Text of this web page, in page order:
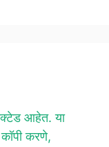
आहेत. या
कॉपी करणे,